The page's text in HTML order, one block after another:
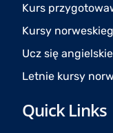
Kurs
Kursy
Ucz się
Letnie kursy
Quick Links